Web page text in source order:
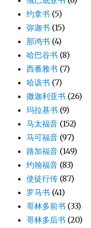
约拿书 (5)
弥迦书 (15)
那鸿书 (4)
哈巴谷书 (8)
西番雅书 (7)
哈该书 (7)
撒迦利亚书 (26)
玛拉基书 (9)
马太福音 (152)
马可福音 (97)
路加福音 (149)
约翰福音 (83)
使徒行传 (87)
罗马书 (41)
哥林多前书 (33)
哥林多后书 (20)